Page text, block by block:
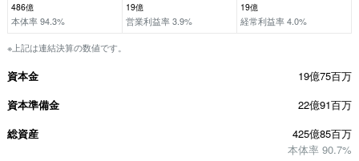
486億
本体率 94.3%
19億
営業利益率 3.9%
19億
経常利益率 4.0%
※上記は連結決算の数値です。
資本金
19億75百万
資本準備金
22億91百万
総資産
425億85百万
本体率 90.7%